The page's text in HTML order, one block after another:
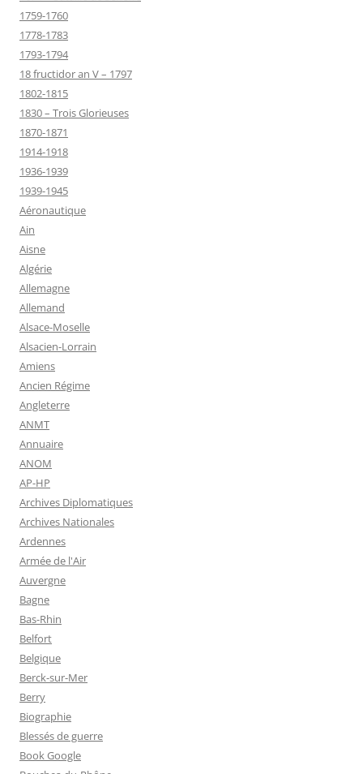
1759-1760
1778-1783
1793-1794
18 fructidor an V – 1797
1802-1815
1830 – Trois Glorieuses
1870-1871
1914-1918
1936-1939
1939-1945
Aéronautique
Ain
Aisne
Algérie
Allemagne
Allemand
Alsace-Moselle
Alsacien-Lorrain
Amiens
Ancien Régime
Angleterre
ANMT
Annuaire
ANOM
AP-HP
Archives Diplomatiques
Archives Nationales
Ardennes
Armée de l'Air
Auvergne
Bagne
Bas-Rhin
Belfort
Belgique
Berck-sur-Mer
Berry
Biographie
Blessés de guerre
Book Google